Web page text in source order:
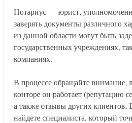
Нотариус — юрист,
заверять документы различного
из данной области могут быть
государственных учреждениях,
компаниях.
В процессе обращайте внимание,
конторе он работает (репутацию
а также отзывы других клиентов.
найдете специалиста, который